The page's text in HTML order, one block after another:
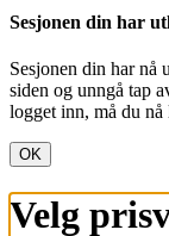
Sesjonen din har
Sesjonen din har
siden og unngå tap
logget inn, må du
OK
Velg